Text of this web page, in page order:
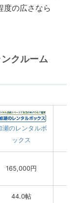
の広さなら
クルーム
瀬のレンタルボ
ックス
165,000円
44.0帖